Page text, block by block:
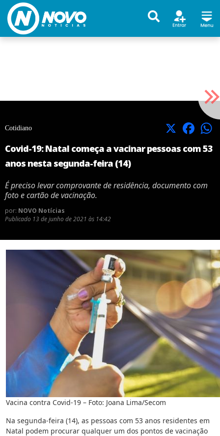
Cotidiano X Facebook
Covid-19: Natal começa a vacinar pessoas com 53
anos nesta segunda-feira (14)
É preciso levar comprovante de residência, documento com
foto e cartão de vacinação.
por: NOVO Notícias
Publicado 13 de junho de 2021 às 14:42
Vacina contra Covid-19 – Foto: Joana Lima/Secom
Na segunda-feira (14), as pessoas com 53 anos residentes em
Natal podem procurar qualquer um dos pontos de vacinação